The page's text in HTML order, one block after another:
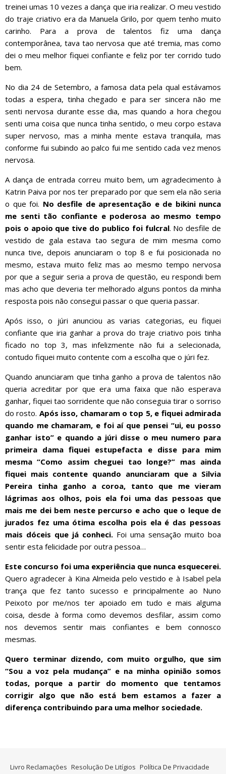
treinei umas 10 vezes a dança que iria realizar. O meu vestido
do traje criativo era da Manuela Grilo, por quem tenho muito
carinho. Para a prova de talentos fiz uma dança
contemporânea, tava tao nervosa que até tremia, mas como
dei o meu melhor fiquei confiante e feliz por ter corrido tudo
bem.
No dia 24 de Setembro, a famosa data pela qual estávamos
todas a espera, tinha chegado e para ser sincera não me
senti nervosa durante esse dia, mas quando a hora chegou
senti uma coisa que nunca tinha sentido, o meu corpo estava
super nervoso, mas a minha mente estava tranquila, mas
conforme fui subindo ao palco fui me sentido cada vez menos
nervosa.
A dança de entrada correu muito bem, um agradecimento à
Katrin Paiva por nos ter preparado por que sem ela não seria
o que foi. No desfile de apresentação e de bikini nunca
me senti tão confiante e poderosa ao mesmo tempo
pois o apoio que tive do publico foi fulcral. No desfile de
vestido de gala estava tao segura de mim mesma como
nunca tive, depois anunciaram o top 8 e fui posicionada no
mesmo, estava muito feliz mas ao mesmo tempo nervosa
por que a seguir seria a prova de questão, eu respondi bem
mas acho que deveria ter melhorado alguns pontos da minha
resposta pois não consegui passar o que queria passar.
Após isso, o júri anunciou as varias categorias, eu fiquei
confiante que iria ganhar a prova do traje criativo pois tinha
ficado no top 3, mas infelizmente não fui a selecionada,
contudo fiquei muito contente com a escolha que o júri fez.
Quando anunciaram que tinha ganho a prova de talentos não
queria acreditar por que era uma faixa que não esperava
ganhar, fiquei tao sorridente que não conseguia tirar o sorriso
do rosto. Após isso, chamaram o top 5, e fiquei admirada
quando me chamaram, e foi aí que pensei “ui, eu posso
ganhar isto” e quando a júri disse o meu numero para
primeira dama fiquei estupefacta e disse para mim
mesma “Como assim cheguei tao longe?” mas ainda
fiquei mais contente quando anunciaram que a Silvia
Pereira tinha ganho a coroa, tanto que me vieram
lágrimas aos olhos, pois ela foi uma das pessoas que
mais me dei bem neste percurso e acho que o leque de
jurados fez uma ótima escolha pois ela é das pessoas
mais dóceis que já conheci. Foi uma sensação muito boa
sentir esta felicidade por outra pessoa…
Este concurso foi uma experiência que nunca esquecerei.
Quero agradecer à Kina Almeida pelo vestido e à Isabel pela
trança que fez tanto sucesso e principalmente ao Nuno
Peixoto por me/nos ter apoiado em tudo e mais alguma
coisa, desde à forma como devemos desfilar, assim como
nos devemos sentir mais confiantes e bem connosco
mesmas.
Quero terminar dizendo, com muito orgulho, que sim
“Sou a voz pela mudança” e na minha opinião somos
todas, porque a partir do momento que tentamos
corrigir algo que não está bem estamos a fazer a
diferença contribuindo para uma melhor sociedade.
Livro Reclamações Resolução De Litígios Política De Privacidade